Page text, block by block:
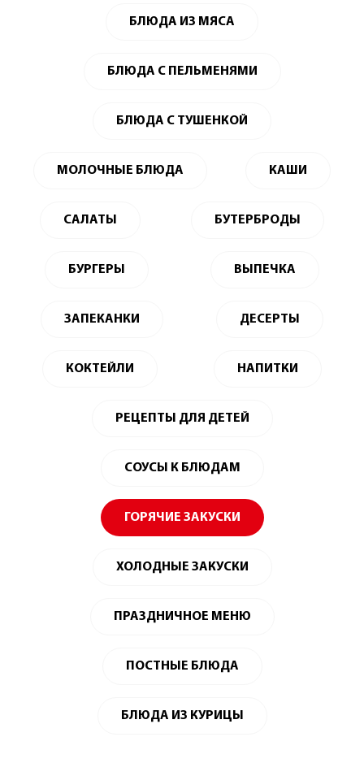
БЛЮДА ИЗ МЯСА
БЛЮДА С ПЕЛЬМЕНЯМИ
БЛЮДА С ТУШЕНКОЙ
МОЛОЧНЫЕ БЛЮДА КАШИ
САЛАТЫ БУТЕРБРОДЫ
БУРГЕРЫ ВЫПЕЧКА
ЗАПЕКАНКИ ДЕСЕРТЫ
КОКТЕЙЛИ НАПИТКИ
РЕЦЕПТЫ ДЛЯ ДЕТЕЙ
СОУСЫ К БЛЮДАМ
ГОРЯЧИЕ ЗАКУСКИ
ХОЛОДНЫЕ ЗАКУСКИ
ПРАЗДНИЧНОЕ МЕНЮ
ПОСТНЫЕ БЛЮДА
БЛЮДА ИЗ КУРИЦЫ